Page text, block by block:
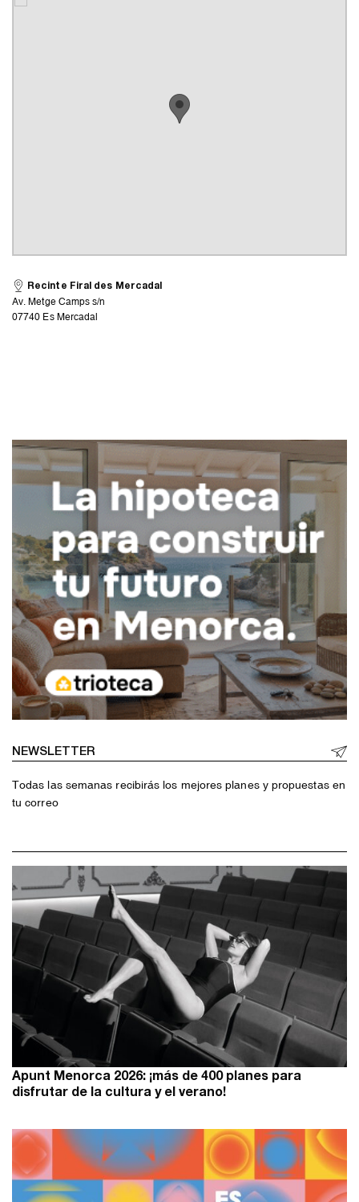
Recinte Firal des Mercadal
Av. Metge Camps s/n
07740 Es Mercadal
NEWSLETTER
Todas las semanas recibirás los mejores planes y propuestas en
tu correo
Apunt Menorca 2026: ¡más de 400 planes para
disfrutar de la cultura y el verano!